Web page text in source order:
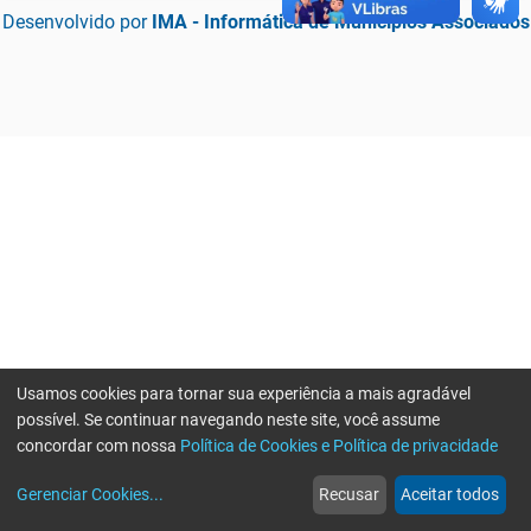
Desenvolvido por IMA - Informática de Municípios Associados
web
Notícias
more_horiz
Mais
Usamos cookies para tornar sua experiência a mais agradável
possível. Se continuar navegando neste site, você assume
concordar com nossa Política de Cookies e Política de privacidade
Gerenciar Cookies... Recusar Aceitar todos
Erro ao enviar informações, por favor tente novamente